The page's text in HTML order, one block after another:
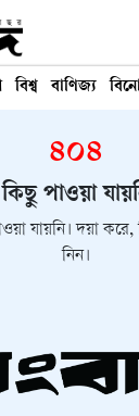
বিশ্ব বাণিজ্য
৪০৪
কিছু পাওয়া
যায়নি। দয়া করে,
নিন।